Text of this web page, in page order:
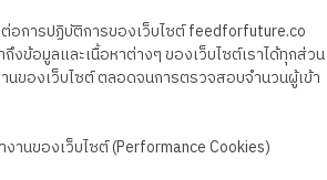
อการปฏิบัติการของเว็บไซต์ feedforfuture.co
งข้อมูลและเนื้อหาต่างๆ ของเว็บไซต์เราได้ทุกส่วน
นของเว็บไซต์ ตลอดจนการตรวจสอบจำนวนผู้เข้า
านของเว็บไซต์ (Performance Cookies)